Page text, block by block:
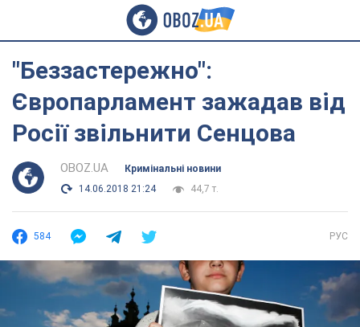
"Беззастережно":
Європарламент зажадав від
Росії звільнити Сенцова
OBOZ.UA
Кримінальні новини
14.06.2018 21:24
44,7 т.
584 РУС